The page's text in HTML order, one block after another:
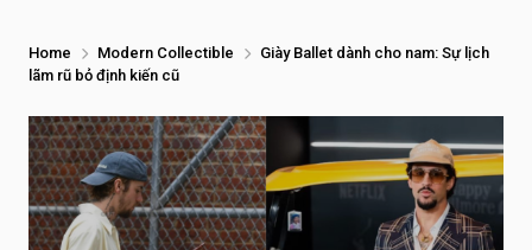
Home Modern Collectible
Giày Ballet dành cho nam: Sự lịch
lãm rũ bỏ định kiến cũ